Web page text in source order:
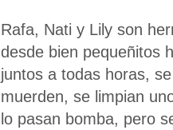
Rafa, Nati y Lily son
desde bien pequeñitos
juntos a todas horas,
muerden, se limpian
lo pasan bomba, pero